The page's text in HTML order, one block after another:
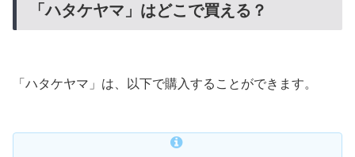
「ハタケヤマ」はどこで買える？
「ハタケヤマ」は、以下で購入することができます。